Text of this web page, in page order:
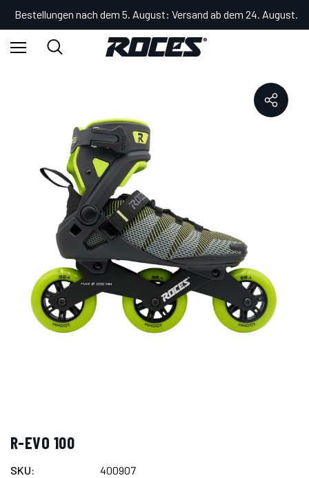
Bestellungen nach dem 5. August: Versand ab dem 24. August.
Startseite R-EVO 100
R-EVO 100
SKU: 400907